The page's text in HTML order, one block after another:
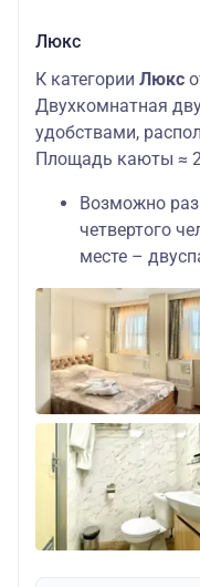
Люкс
К категории Люкс
Двухкомнатная
удобствами,
Площадь каюты ≈
Возможно
четвертого
месте –